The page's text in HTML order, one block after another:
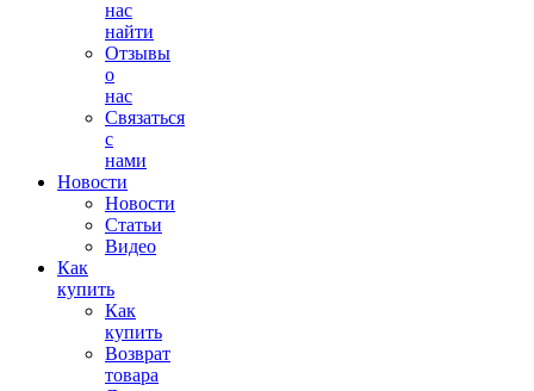
нас
найти
Отзывы
о
нас
Связаться
с
нами
Новости
Новости
Статьи
Видео
Как
купить
Как
купить
Возврат
товара